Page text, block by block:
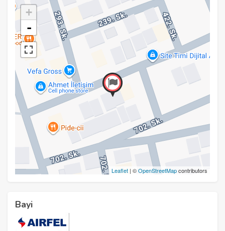
+
-
Leaflet | ©OpenStreetMapcontributors
Bayi